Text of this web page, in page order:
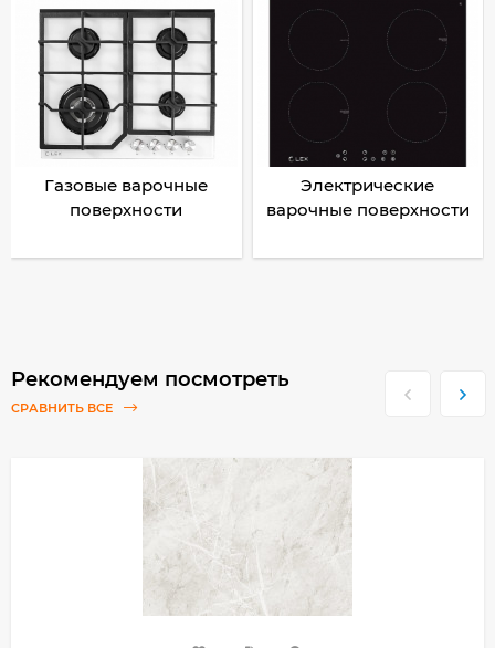
Газовые варочные
поверхности
Электрические
варочные поверхности
Рекомендуем посмотреть
СРАВНИТЬ ВСЕ